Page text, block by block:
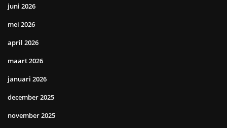
juni 2026
mei 2026
april 2026
maart 2026
januari 2026
december 2025
november 2025